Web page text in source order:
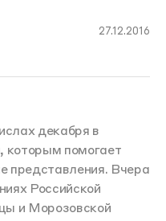
27.12.2016
декабря в
которым помогает
представления. Вчера
Российской
и Морозовской